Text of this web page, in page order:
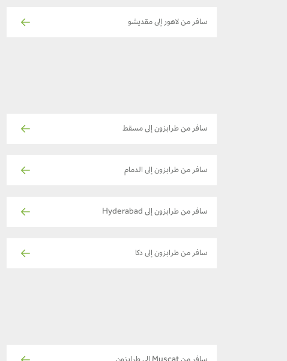
سافر من لاهور إلى مقديشو
سافر من طرابزون إلى مسقط
سافر من طرابزون إلى الدمام
سافر من طرابزون إلى Hyderabad
سافر من طرابزون إلى دكا